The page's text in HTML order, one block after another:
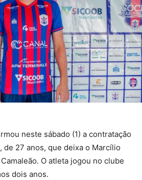
neste sábado (1) a contratação
de 27 anos, que deixa o Marcílio
O atleta jogou no clube
dois anos.